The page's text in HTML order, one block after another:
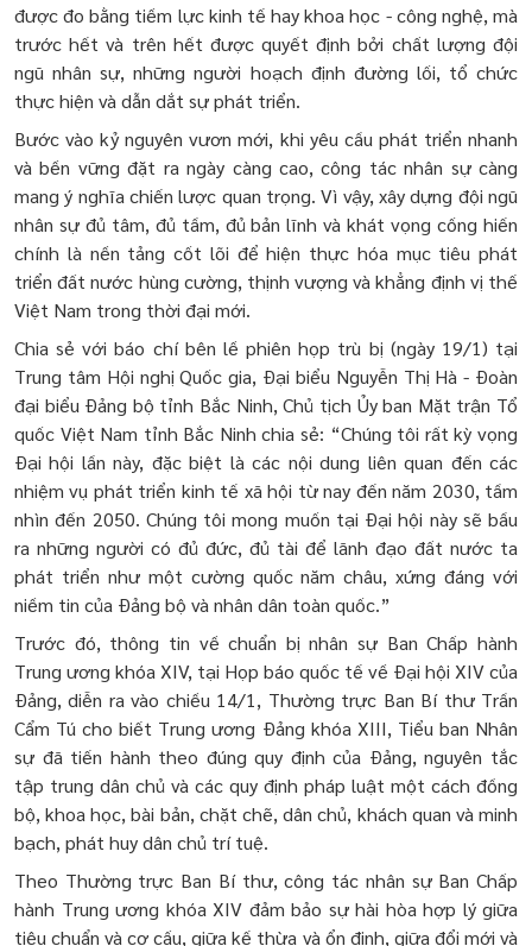
được đo bằng tiềm lực kinh tế hay khoa học - công nghệ, mà
trước hết và trên hết được quyết định bởi chất lượng đội
ngũ nhân sự, những người hoạch định đường lối, tổ chức
thực hiện và dẫn dắt sự phát triển.
Bước vào kỷ nguyên vươn mới, khi yêu cầu phát triển nhanh
và bền vững đặt ra ngày càng cao, công tác nhân sự càng
mang ý nghĩa chiến lược quan trọng. Vì vậy, xây dựng đội ngũ
nhân sự đủ tâm, đủ tầm, đủ bản lĩnh và khát vọng cống hiến
chính là nền tảng cốt lõi để hiện thực hóa mục tiêu phát
triển đất nước hùng cường, thịnh vượng và khẳng định vị thế
Việt Nam trong thời đại mới.
Chia sẻ với báo chí bên lề phiên họp trù bị (ngày 19/1) tại
Trung tâm Hội nghị Quốc gia, Đại biểu Nguyễn Thị Hà - Đoàn
đại biểu Đảng bộ tỉnh Bắc Ninh, Chủ tịch Ủy ban Mặt trận Tổ
quốc Việt Nam tỉnh Bắc Ninh chia sẻ: “Chúng tôi rất kỳ vọng
Đại hội lần này, đặc biệt là các nội dung liên quan đến các
nhiệm vụ phát triển kinh tế xã hội từ nay đến năm 2030, tầm
nhìn đến 2050. Chúng tôi mong muốn tại Đại hội này sẽ bầu
ra những người có đủ đức, đủ tài để lãnh đạo đất nước ta
phát triển như một cường quốc năm châu, xứng đáng với
niềm tin của Đảng bộ và nhân dân toàn quốc.”
Trước đó, thông tin về chuẩn bị nhân sự Ban Chấp hành
Trung ương khóa XIV, tại Họp báo quốc tế về Đại hội XIV của
Đảng, diễn ra vào chiều 14/1, Thường trực Ban Bí thư Trần
Cẩm Tú cho biết Trung ương Đảng khóa XIII, Tiểu ban Nhân
sự đã tiến hành theo đúng quy định của Đảng, nguyên tắc
tập trung dân chủ và các quy định pháp luật một cách đồng
bộ, khoa học, bài bản, chặt chẽ, dân chủ, khách quan và minh
bạch, phát huy dân chủ trí tuệ.
Theo Thường trực Ban Bí thư, công tác nhân sự Ban Chấp
hành Trung ương khóa XIV đảm bảo sự hài hòa hợp lý giữa
tiêu chuẩn và cơ cấu, giữa kế thừa và ổn định, giữa đổi mới và